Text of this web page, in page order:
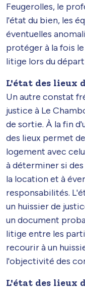
Feugerolles, le
l'état du bien, les
éventuelles
protéger à la fois
litige lors du
L'état des lieux
Un autre constat
justice à Le
de sortie. À la fin
des lieux permet
logement avec
à déterminer si
la location et à
responsabilités.
un huissier de
un document
litige entre les
recourir à un
l'objectivité des
L'état des lieux